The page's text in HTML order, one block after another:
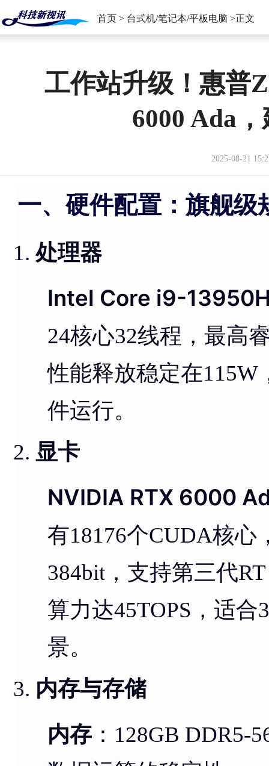
首页 > 台式机/笔记本/平板电脑 >正文
工作站升级！惠普
6000 Ada
2025-08-21
一、硬件配置：旗舰级
处理器
Intel Core i9-
24核心32线程，最高
性能释放稳定在
件运行。
显卡
NVIDIA RTX 6000
有18176个CUDA核心
384bit，支持第三代
算力达45TOPS，适
景。
内存与存储
内存 ：128GB DDR5-